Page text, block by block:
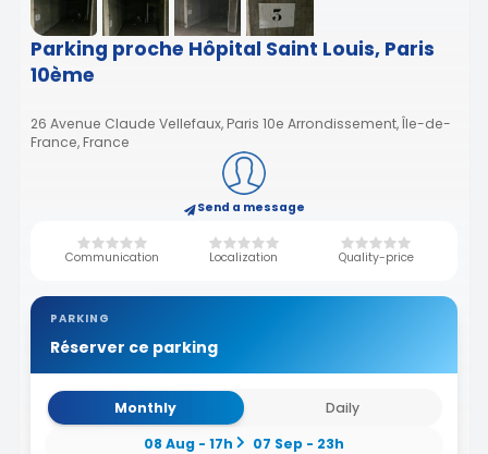
Parking proche Hôpital Saint Louis, Paris
10ème
26 Avenue Claude Vellefaux, Paris 10e Arrondissement, Île-de-
France, France
Send a message
Communication Localization Quality-price
PARKING
Réserver ce parking
Monthly
Daily
08 Aug - 17h
07 Sep - 23h